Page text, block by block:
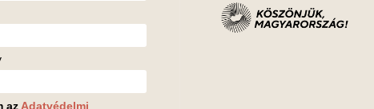
az Adatvédelmi